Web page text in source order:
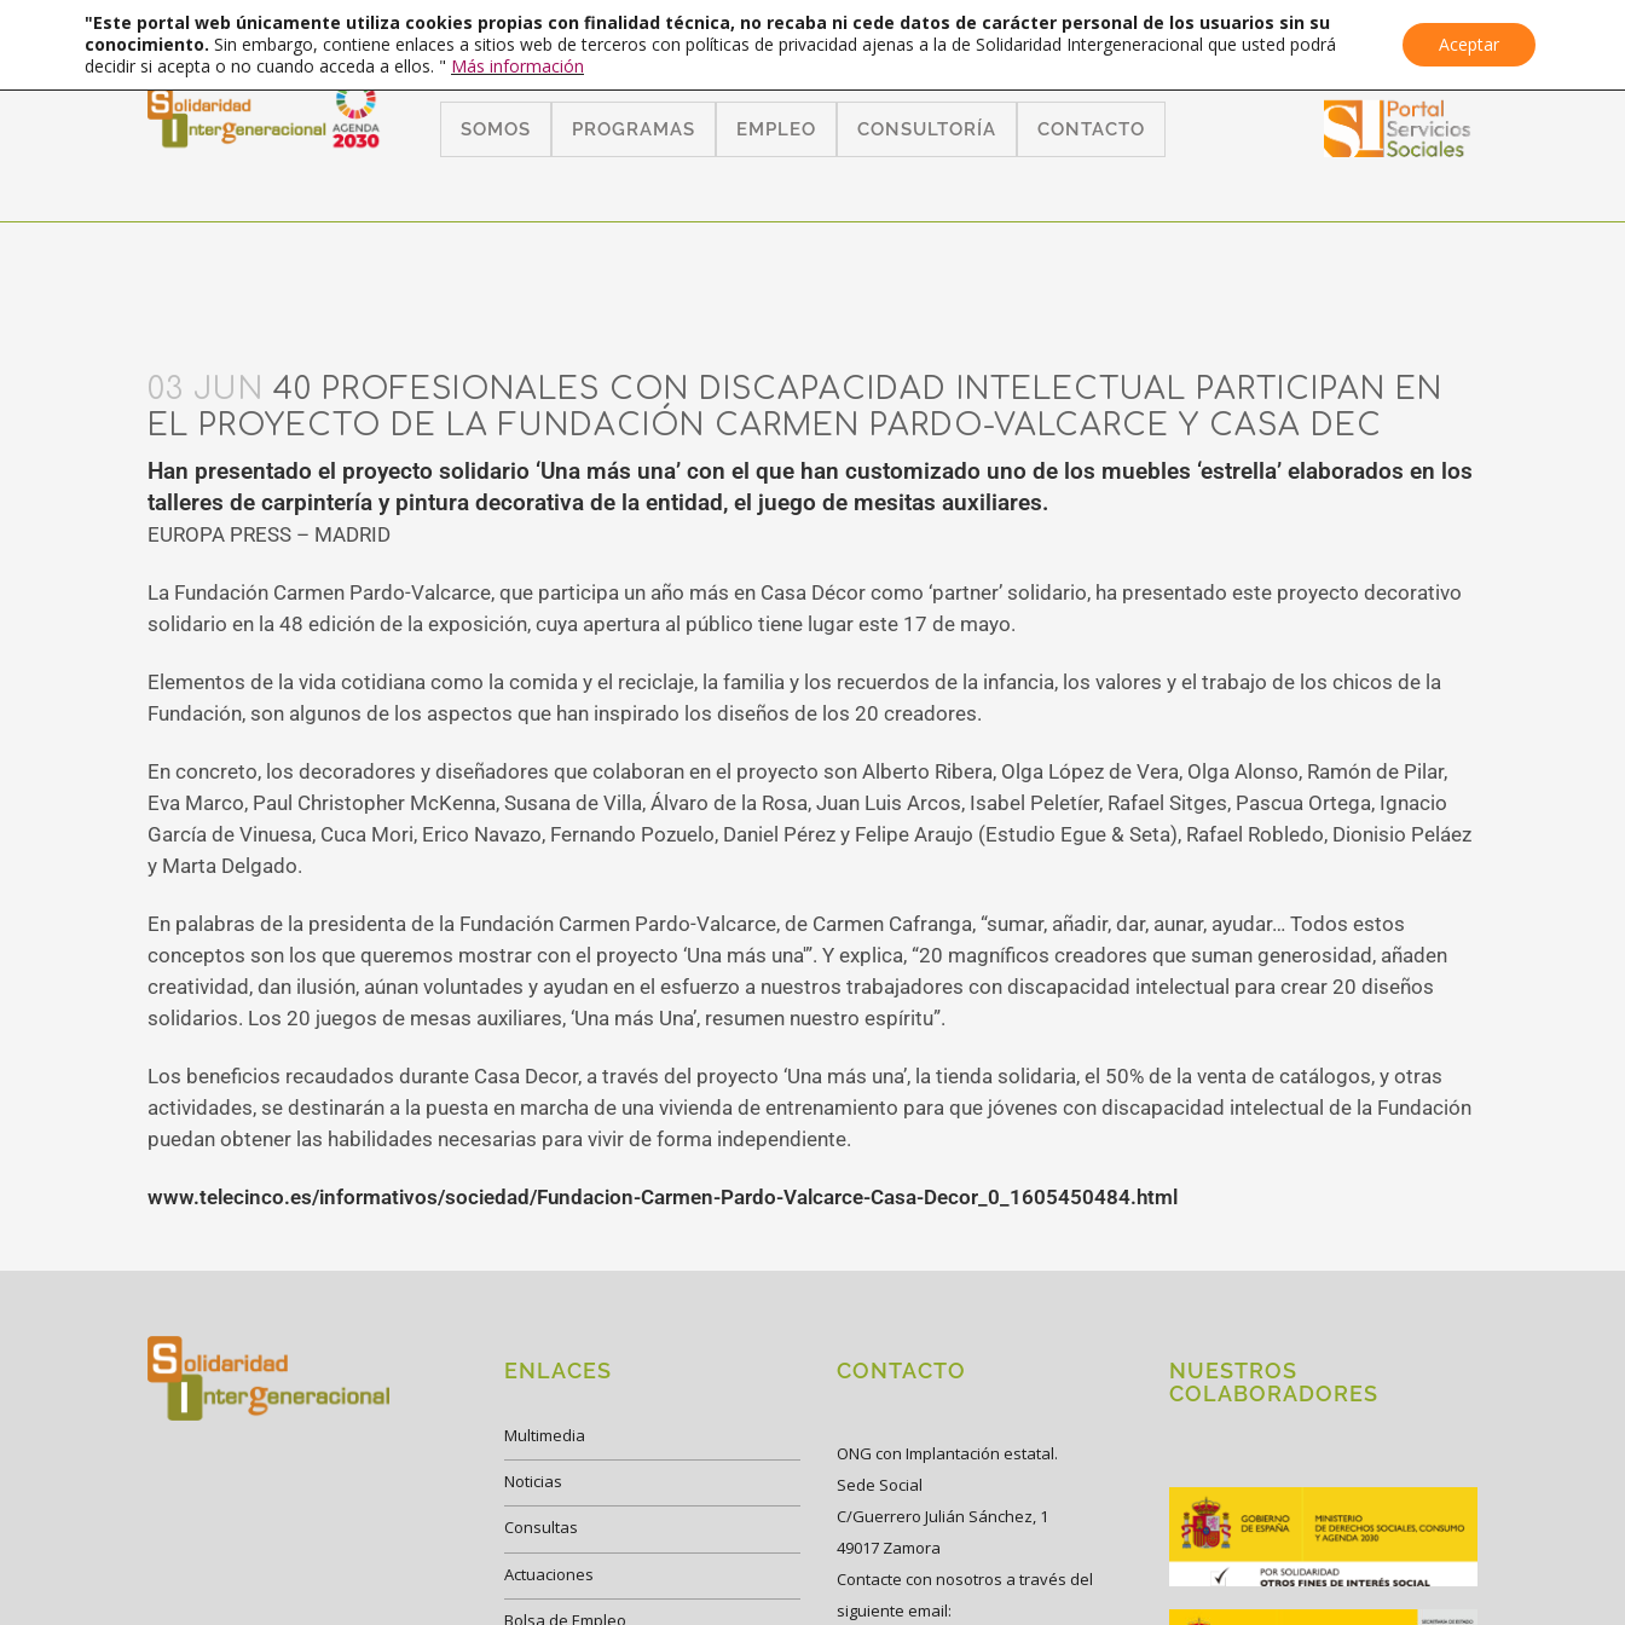
SOMOS PROGRAMAS EMPLEO CONSULTORÍA CONTACTO
03 JUN 40 PROFESIONALES CON DISCAPACIDAD INTELECTUAL PARTICIPAN EN
EL PROYECTO DE LA FUNDACIÓN CARMEN PARDO-VALCARCE Y CASA DEC
Han presentado el proyecto solidario ‘Una más una’ con el que han customizado uno de los muebles ‘estrella’ elaborados en los
talleres de carpintería y pintura decorativa de la entidad, el juego de mesitas auxiliares.
EUROPA PRESS – MADRID
La Fundación Carmen Pardo-Valcarce, que participa un año más en Casa Décor como ‘partner’ solidario, ha presentado este proyecto decorativo
solidario en la 48 edición de la exposición, cuya apertura al público tiene lugar este 17 de mayo.
Elementos de la vida cotidiana como la comida y el reciclaje, la familia y los recuerdos de la infancia, los valores y el trabajo de los chicos de la
Fundación, son algunos de los aspectos que han inspirado los diseños de los 20 creadores.
En concreto, los decoradores y diseñadores que colaboran en el proyecto son Alberto Ribera, Olga López de Vera, Olga Alonso, Ramón de Pilar,
Eva Marco, Paul Christopher McKenna, Susana de Villa, Álvaro de la Rosa, Juan Luis Arcos, Isabel Peletíer, Rafael Sitges, Pascua Ortega, Ignacio
García de Vinuesa, Cuca Mori, Erico Navazo, Fernando Pozuelo, Daniel Pérez y Felipe Araujo (Estudio Egue & Seta), Rafael Robledo, Dionisio Peláez
y Marta Delgado.
En palabras de la presidenta de la Fundación Carmen Pardo-Valcarce, de Carmen Cafranga, “sumar, añadir, dar, aunar, ayudar… Todos estos
conceptos son los que queremos mostrar con el proyecto ‘Una más una'”. Y explica, “20 magníficos creadores que suman generosidad, añaden
creatividad, dan ilusión, aúnan voluntades y ayudan en el esfuerzo a nuestros trabajadores con discapacidad intelectual para crear 20 diseños
solidarios. Los 20 juegos de mesas auxiliares, ‘Una más Una’, resumen nuestro espíritu”.
Los beneficios recaudados durante Casa Decor, a través del proyecto ‘Una más una’, la tienda solidaria, el 50% de la venta de catálogos, y otras
actividades, se destinarán a la puesta en marcha de una vivienda de entrenamiento para que jóvenes con discapacidad intelectual de la Fundación
puedan obtener las habilidades necesarias para vivir de forma independiente.
www.telecinco.es/informativos/sociedad/Fundacion-Carmen-Pardo-Valcarce-Casa-Decor_0_1605450484.html
ENLACES
Multimedia
Noticias
Consultas
Actuaciones
Bolsa de Empleo
CONTACTO
ONG con Implantación estatal.
Sede Social
C/Guerrero Julián Sánchez, 1
49017 Zamora
Contacte con nosotros a través del
siguiente email:
NUESTROS
COLABORADORES
"Este portal web únicamente utiliza cookies propias con finalidad técnica, no recaba ni cede datos de carácter personal de los usuarios sin su
conocimiento. Sin embargo, contiene enlaces a sitios web de terceros con políticas de privacidad ajenas a la de Solidaridad Intergeneracional que usted podrá
decidir si acepta o no cuando acceda a ellos. " Más información
Aceptar